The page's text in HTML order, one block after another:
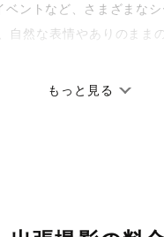
ントなど、さまざまなシ
然な表情やありのまま
もっと見る